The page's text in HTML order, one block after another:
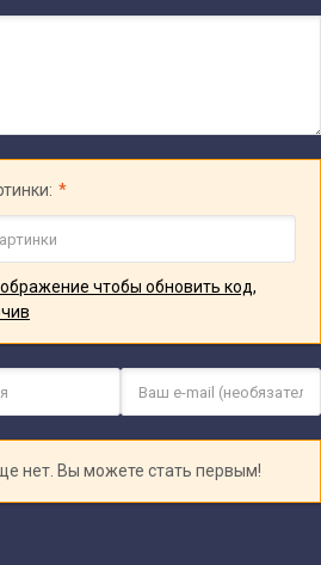
нет. Вы можете стать первым!